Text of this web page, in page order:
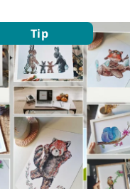
Tip